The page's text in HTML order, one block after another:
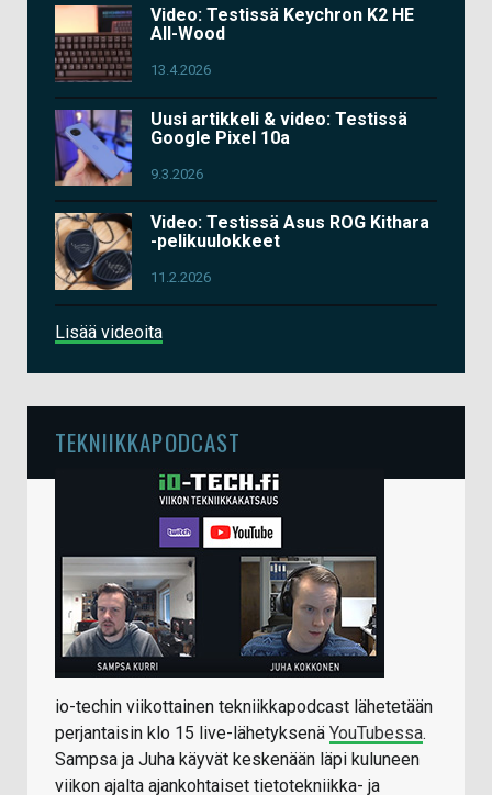
Video: Testissä Keychron K2 HE
All-Wood
13.4.2026
Uusi artikkeli & video: Testissä
Google Pixel 10a
9.3.2026
Video: Testissä Asus ROG Kithara
-pelikuulokkeet
11.2.2026
Lisää videoita
TEKNIIKKAPODCAST
io-techin viikottainen tekniikkapodcast lähetetään
perjantaisin klo 15 live-lähetyksenä YouTubessa.
Sampsa ja Juha käyvät keskenään läpi kuluneen
viikon ajalta ajankohtaiset tietotekniikka- ja